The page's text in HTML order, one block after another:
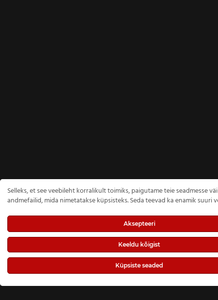
Selleks, et see veebileht korralikult toimiks, paigutame teie seadmesse
andmefailid, mida nimetatakse küpsisteks. Seda teevad ka enamik suuri
Aksepteeri
Keeldu kõigist
Küpsiste seaded